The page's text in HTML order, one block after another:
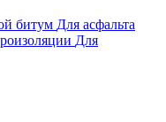
битум Для асфальта
Для